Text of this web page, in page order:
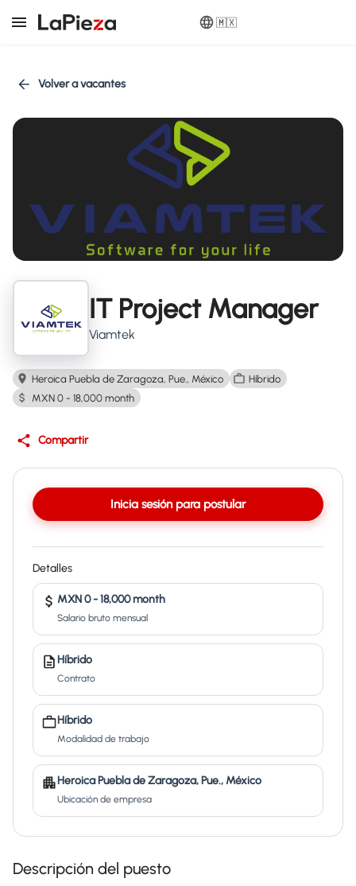
🇲🇽
Volver a vacantes
IT Project Manager
Viamtek
Heroica Puebla de Zaragoza, Pue., México
Híbrido
MXN 0 - 18,000 month
Compartir
Inicia sesión para postular
Detalles
MXN 0 - 18,000 month
Salario bruto mensual
Híbrido
Contrato
Híbrido
Modalidad de trabajo
Heroica Puebla de Zaragoza, Pue., México
Ubicación de empresa
Descripción del puesto